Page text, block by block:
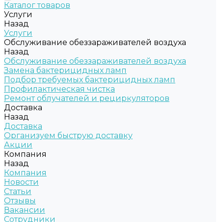
Каталог товаров
Услуги
Назад
Услуги
Обслуживание обеззараживателей воздуха
Назад
Обслуживание обеззараживателей воздуха
Замена бактерицидных ламп
Подбор требуемых бактерицидных ламп
Профилактическая чистка
Ремонт облучателей и рециркуляторов
Доставка
Назад
Доставка
Организуем быструю доставку
Акции
Компания
Назад
Компания
Новости
Статьи
Отзывы
Вакансии
Сотрудники